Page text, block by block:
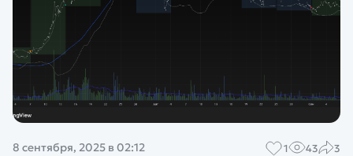
8 сентября, 2025 в 02:12 1 43 3